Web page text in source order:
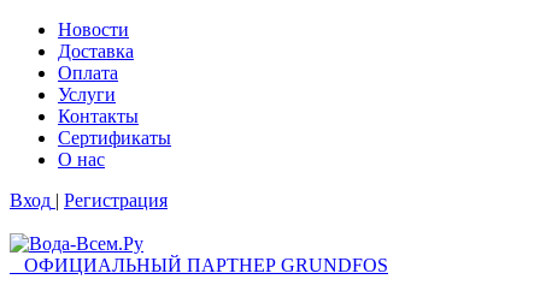
Новости
Доставка
Оплата
Услуги
Контакты
Cертификаты
О нас
Вход | Регистрация
ОФИЦИАЛЬНЫЙ ПАРТНЕР GRUNDFOS